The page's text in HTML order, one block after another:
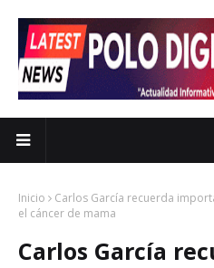
Inicio
Carlos García recuerda
el cáncer de mama
Carlos García